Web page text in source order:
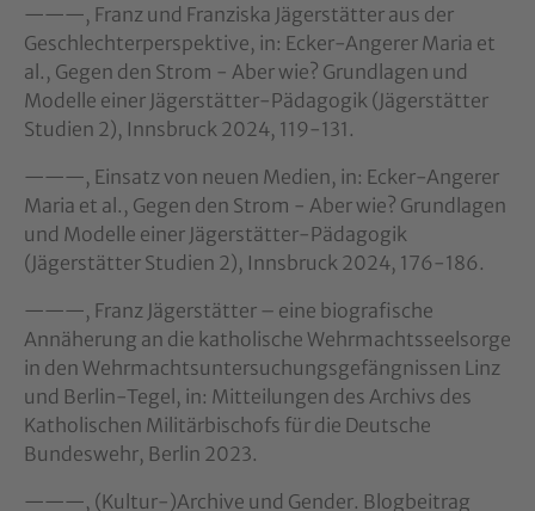
———, Franz und Franziska Jägerstätter aus der
Geschlechterperspektive, in: Ecker-Angerer Maria et
al., Gegen den Strom - Aber wie? Grundlagen und
Modelle einer Jägerstätter-Pädagogik (Jägerstätter
Studien 2), Innsbruck 2024, 119-131.
———, Einsatz von neuen Medien, in: Ecker-Angerer
Maria et al., Gegen den Strom - Aber wie? Grundlagen
und Modelle einer Jägerstätter-Pädagogik
(Jägerstätter Studien 2), Innsbruck 2024, 176-186.
———, Franz Jägerstätter – eine biografische
Annäherung an die katholische Wehrmachtsseelsorge
in den Wehrmachtsuntersuchungsgefängnissen Linz
und Berlin-Tegel, in: Mitteilungen des Archivs des
Katholischen Militärbischofs für die Deutsche
Bundeswehr, Berlin 2023.
———, (Kultur-)Archive und Gender. Blogbeitrag